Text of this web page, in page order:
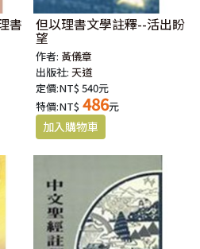
書 但以理書文學註釋--活出盼
望
作者: 黃儀章
出版社:天道
定價:NT$ 540元
特價:NT$ 486元